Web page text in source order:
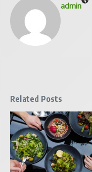
admin
Related Posts